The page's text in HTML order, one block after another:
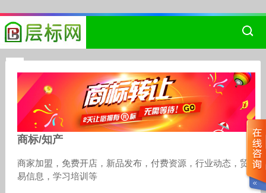
商标/知产
商家加盟，免费开店，新品发布，付费资源，行业动态，贸
易信息，学习培训等